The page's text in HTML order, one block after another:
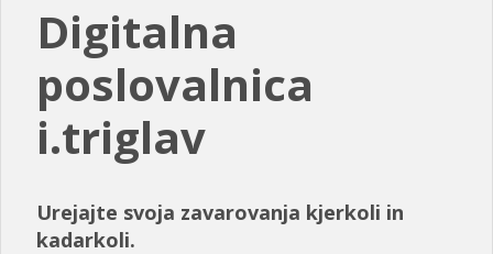
Digitalna
poslovalnica
i.triglav
Urejajte svoja zavarovanja kjerkoli in
kadarkoli.